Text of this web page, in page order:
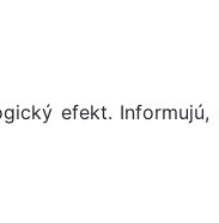
efekt.